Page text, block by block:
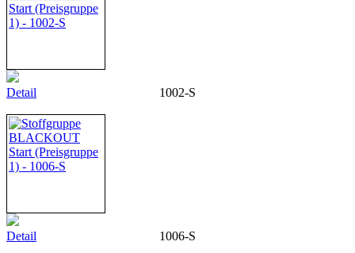
Detail 1002-S
Detail 1006-S